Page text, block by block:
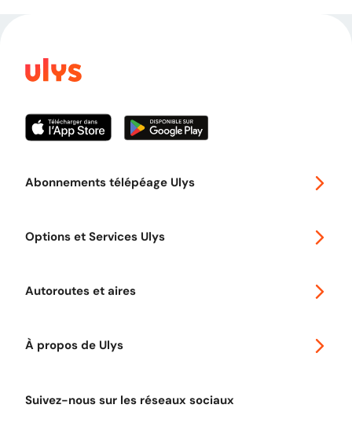
Abonnements télépéage Ulys
Options et Services Ulys
Autoroutes et aires
À propos de Ulys
Suivez-nous sur les réseaux sociaux